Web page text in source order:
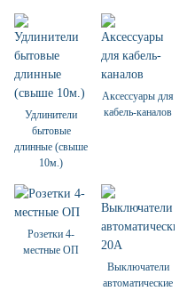
Удлинители
бытовые
длинные (свыше
10м.)
Аксессуары для
кабель-каналов
Розетки 4-
местные ОП
Выключатели
автоматические